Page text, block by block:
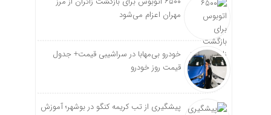
مهران اعزام می‌شود
خودرو بی‌مهابا در سراشیبی قیمت+ جدول
قیمت روز خودرو
پیشگیری از تب کریمه کنگو در بوشهر؛ آموزش